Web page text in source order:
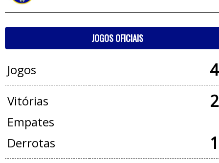
JOGOS OFICIAIS
Jogos
Vitórias
Empates
Derrotas